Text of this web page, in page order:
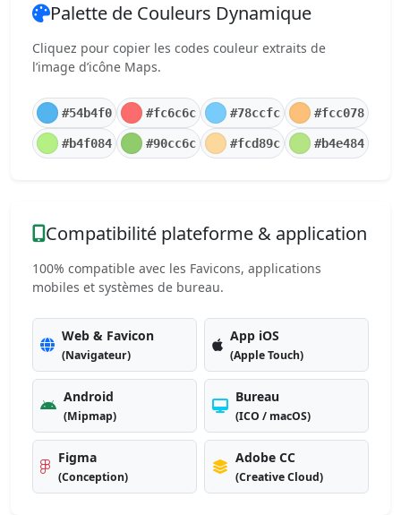
Palette de Couleurs Dynamique
Cliquez pour copier les codes couleur extraits de
l’image d’icône Maps.
#54b4f0 #fc6c6c #78ccfc #fcc078
#b4f084 #90cc6c #fcd89c #b4e484
Compatibilité plateforme & application
100% compatible avec les Favicons, applications
mobiles et systèmes de bureau.
Web & Favicon
(Navigateur)
App iOS
(Apple Touch)
Android
(Mipmap)
Bureau
(ICO / macOS)
Figma
(Conception)
Adobe CC
(Creative Cloud)